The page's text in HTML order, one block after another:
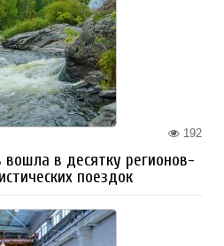
192
вошла в десятку регионов-
поездок